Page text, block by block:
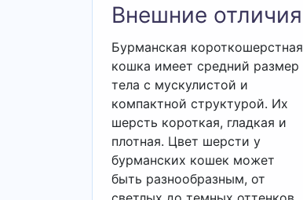
Внешние отличия
Бурманская короткошерстная
кошка имеет средний размер
тела с мускулистой и
компактной структурой. Их
шерсть короткая, гладкая и
плотная. Цвет шерсти у
бурманских кошек может
быть разнообразным, от